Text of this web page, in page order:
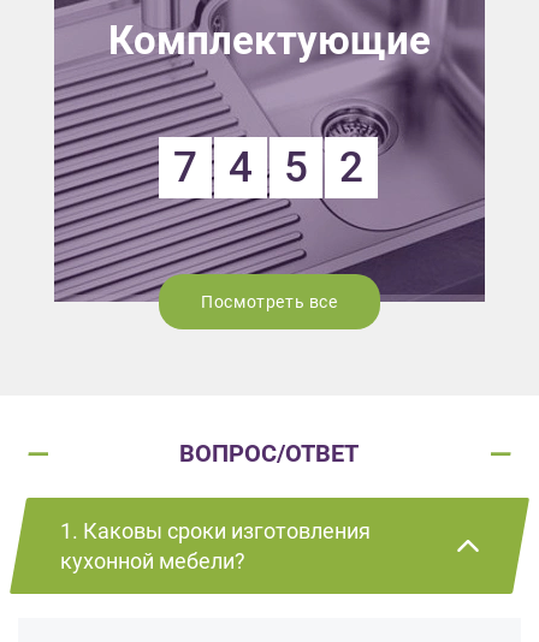
Комплектующие
7 4 5 2
Посмотреть все
ВОПРОС/ОТВЕТ
1. Каковы сроки изготовления
кухонной мебели?